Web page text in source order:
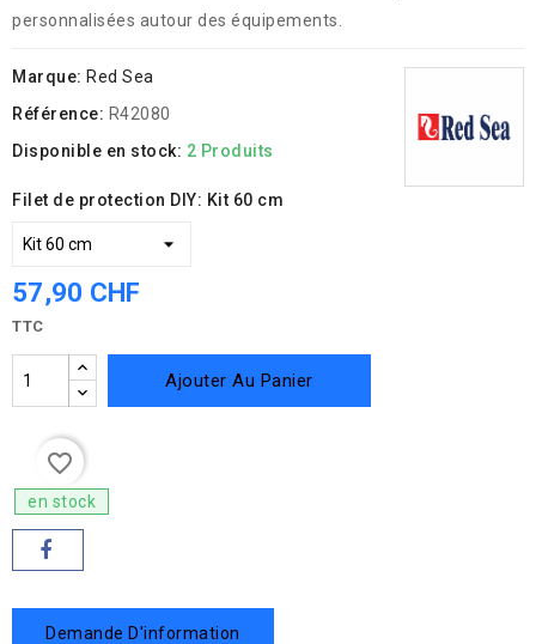
personnalisées autour des équipements.
Marque: Red Sea
Référence: R42080
Disponible en stock: 2 Produits
Filet de protection DIY: Kit 60 cm
57,90 CHF
TTC
Ajouter Au Panier
favorite_border
en stock
Demande D'information